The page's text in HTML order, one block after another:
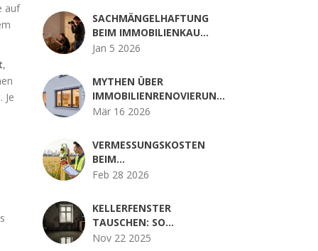
auf
,
Je
SACHMÄNGELHAFTUNG
BEIM IMMOBILIENKAUF:
BEWEISLAST UND
Jan 5 2026
MYTHEN ÜBER
IMMOBILIENRENOVIERUNG:
WAS WIRKLICH STIMMT?
Mär 16 2026
VERMESSUNGSKOSTEN
BEIM
GRUNDSTÜCKSKAUF:
UND WER ZAHLT
Feb 28 2026
KELLERFENSTER
TAUSCHEN: SO
INSTALLIEREN SIE
Nov 22 2025